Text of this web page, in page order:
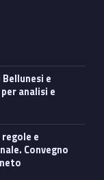
analisi e
Convegno